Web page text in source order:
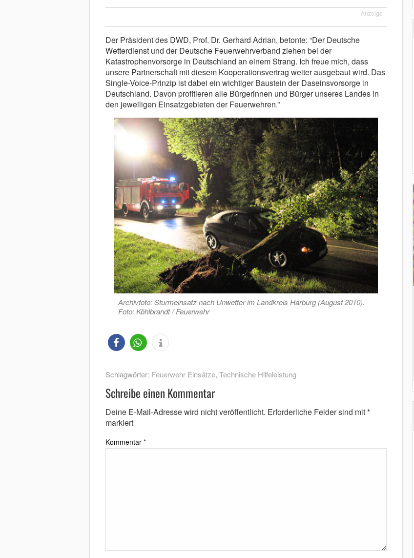
Anzeige
Der Präsident des DWD, Prof. Dr. Gerhard Adrian, betonte: “Der Deutsche
Wetterdienst und der Deutsche Feuerwehrverband ziehen bei der
Katastrophenvorsorge in Deutschland an einem Strang. Ich freue mich, dass
unsere Partnerschaft mit diesem Kooperationsvertrag weiter ausgebaut wird. Das
Single-Voice-Prinzip ist dabei ein wichtiger Baustein der Daseinsvorsorge in
Deutschland. Davon profitieren alle Bürgerinnen und Bürger unseres Landes in
den jeweiligen Einsatzgebieten der Feuerwehren.”
Archivfoto: Sturmeinsatz nach Unwetter im Landkreis Harburg (August 2010).
Foto: Köhlbrandt / Feuerwehr
Schlagwörter: Feuerwehr Einsätze, Technische Hilfeleistung
Schreibe einen Kommentar
Deine E-Mail-Adresse wird nicht veröffentlicht. Erforderliche Felder sind mit*
markiert
Kommentar *